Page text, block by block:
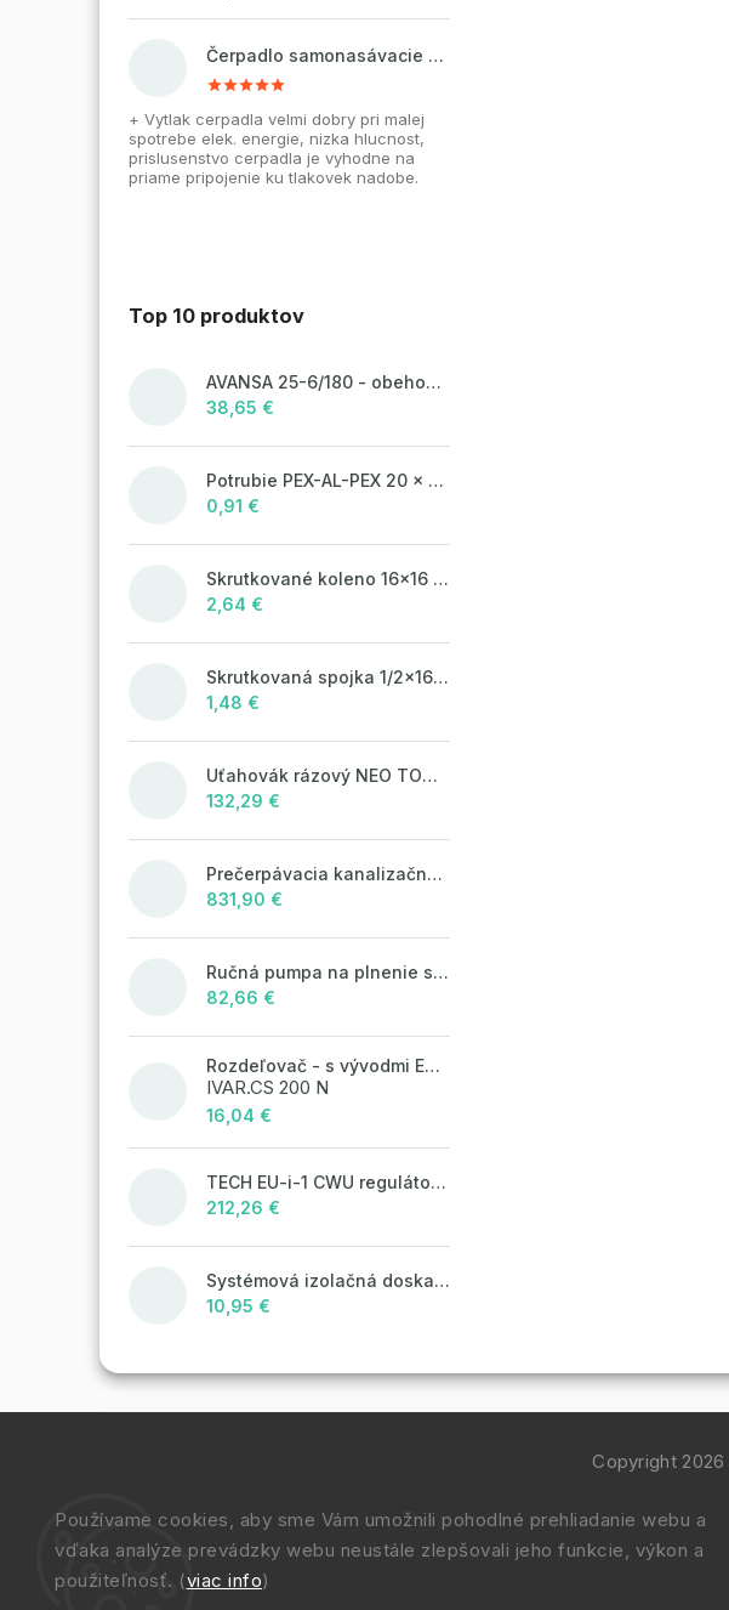
Používame cookies, aby sme Vám umožnili pohodlné prehliadanie webu a
vďaka analýze prevádzky webu neustále zlepšovali jeho funkcie, výkon a
použiteľnosť. (viac info)
Čerpadlo samonasávacie WZI 750 na vodu, povrchové, liatinové
+ Vytlak cerpadla velmi dobry pri malej
spotrebe elek. energie, nizka hlucnost,
prislusenstvo cerpadla je vyhodne na
priame pripojenie ku tlakovek nadobe.
Top 10 produktov
AVANSA 25-6/180 - obehové čerpadlo, pripojovací závit 6/4"
38,65 €
Potrubie PEX-AL-PEX 20 x 2 pre vykurovanie, podlahové kúrenie a vodu
0,91 €
Skrutkované koleno 16x16 so šróbením
2,64 €
Skrutkovaná spojka 1/2x16 s vonkajším závitom
1,48 €
Uťahovák rázový NEO TOOLS 04-720
132,29 €
Prečerpávacia kanalizačná šachta KOMPAKT MAX 1300x1000 na odpadovú vodu
831,90 €
Ručná pumpa na plnenie solárnych systémov
82,66 €
Rozdeľovač - s vývodmi EK - 3/4"xEK; 2cestný; nikel
IVAR.CS 200 N
16,04 €
TECH EU-i-1 CWU regulátor pre vykurovacie systémy, pre obsluhu 1 pohonu ventilu + obeh TÚV
212,26 €
Systémová izolačná doska STIROTERMAL DUO 20
10,95 €
Copyright 2026